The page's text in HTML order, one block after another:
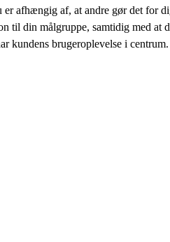
afhængig af, at andre gør det for
til din målgruppe, samtidig med at
kundens brugeroplevelse i centrum.